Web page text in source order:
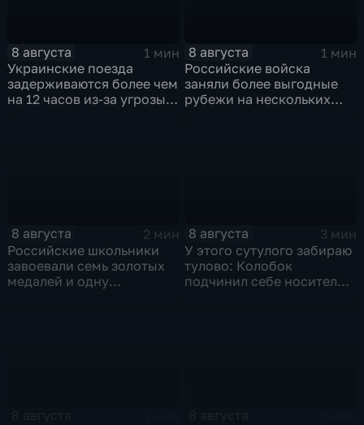
8 августа
1 мин
Украинские поезда
задерживаются более чем
на 12 часов из-за угрозы
8 августа
1 мин
Российские войска
заняли более выгодные
рубежи на нескольких
8 августа
2 мин
Российские школьники
завоевали семь золотых
медалей и одну
8 августа
3 мин
У этого сутулого забираю
тулово: Колобок
подчинил себе носителя в